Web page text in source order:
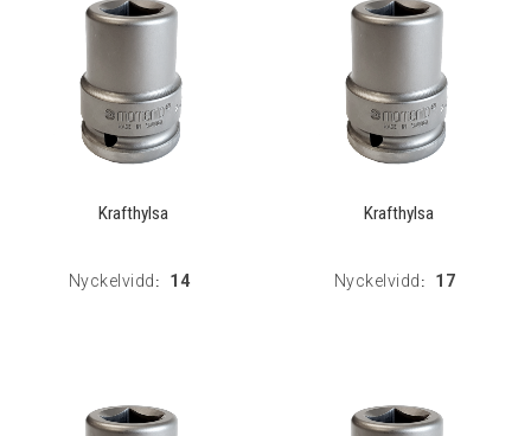
Krafthylsa
Nyckelvidd : 14
Krafthylsa
Nyckelvidd : 17